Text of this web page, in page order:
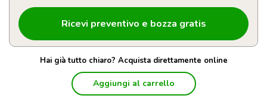
Hai già tutto chiaro? Acquista direttamente online
Aggiungi al carrello